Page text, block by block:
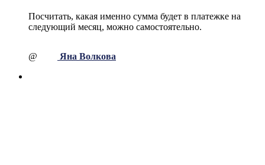
Посчитать, какая именно сумма будет в платежке на
следующий месяц, можно самостоятельно.
@ Яна Волкова